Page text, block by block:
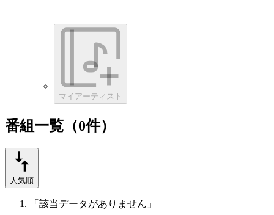
マイアーティスト
番組一覧（0件）
人気順
「該当データがありません」